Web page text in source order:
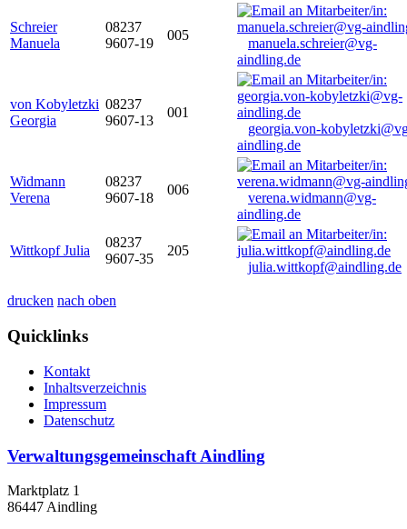
Schreier
Manuela
08237
9607-19
005
manuela.schreier@vg-
aindling.de
von Kobyletzki
Georgia
08237
9607-13
001
georgia.von-
aindling.de
Widmann
Verena
08237
9607-18
006
verena.widmann@vg-
aindling.de
Wittkopf Julia
08237
9607-35
205
julia.wittkopf@aindling.de
drucken nach oben
Quicklinks
Kontakt
Inhaltsverzeichnis
Impressum
Datenschutz
Verwaltungsgemeinschaft Aindling
Marktplatz 1
86447 Aindling